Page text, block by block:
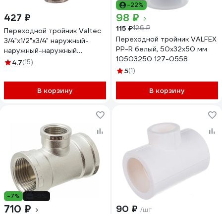
427 ₽
Переходной тройник Valtec
3/4"х1/2"х3/4" наружный-
наружный-наружный
VTr.131.RN.050405
4.7(15)
В корзину
-22%
98 ₽
115 ₽126 ₽
Переходной тройник VALFEX
PP-R белый, 50х32х50 мм
10503250 127-0558
5(1)
В корзину
-7%
710 ₽ 90 ₽ /шт